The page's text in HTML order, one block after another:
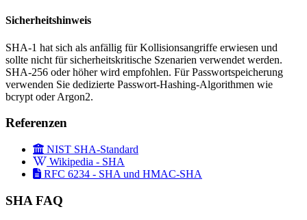
Sicherheitshinweis
SHA-1 hat sich als anfällig für Kollisionsangriffe erwiesen und
sollte nicht für sicherheitskritische Szenarien verwendet werden.
SHA-256 oder höher wird empfohlen. Für Passwortspeicherung
verwenden Sie dedizierte Passwort-Hashing-Algorithmen wie
bcrypt oder Argon2.
Referenzen
NIST SHA-Standard
Wikipedia - SHA
RFC 6234 - SHA und HMAC-SHA
SHA FAQ